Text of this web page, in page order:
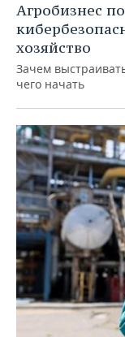
Агробизнес
хозяйство
Зачем
чего начать